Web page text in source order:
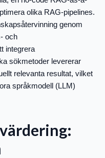
olika RAG-pipelines.
genom
och
integrera
sökmetoder levererar
relevanta resultat, vilket
språkmodell (LLM)